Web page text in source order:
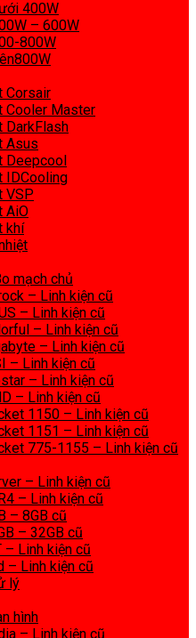
400W
– 600W
800W
Corsair
Cooler Master
DarkFlash
Asus
Deepcool
IDCooling
VSP
AiO
khí
mạch chủ
– Linh kiện cũ
– Linh kiện cũ
– Linh kiện cũ
– Linh kiện cũ
– Linh kiện cũ
– Linh kiện cũ
– Linh kiện cũ
1150 – Linh kiện cũ
1151 – Linh kiện cũ
775-1155 – Linh kiện cũ
– Linh kiện cũ
– Linh kiện cũ
– 8GB cũ
– 32GB cũ
– Linh kiện cũ
– Linh kiện cũ
lý
hình
– Linh kiện cũ